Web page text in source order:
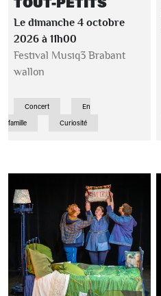
Le dimanche 4 octobre
2026 à 11h00
Festival Musiq3 Brabant
wallon
Concert
En
famille
Curiosité